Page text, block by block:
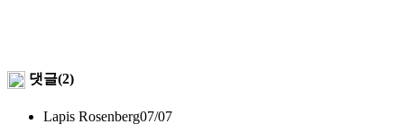
댓글(2)
Lapis Rosenberg07/07